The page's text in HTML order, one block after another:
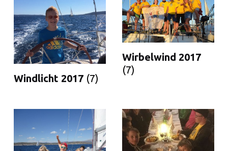
Windlicht 2017 (7)
Wirbelwind 2017
(7)